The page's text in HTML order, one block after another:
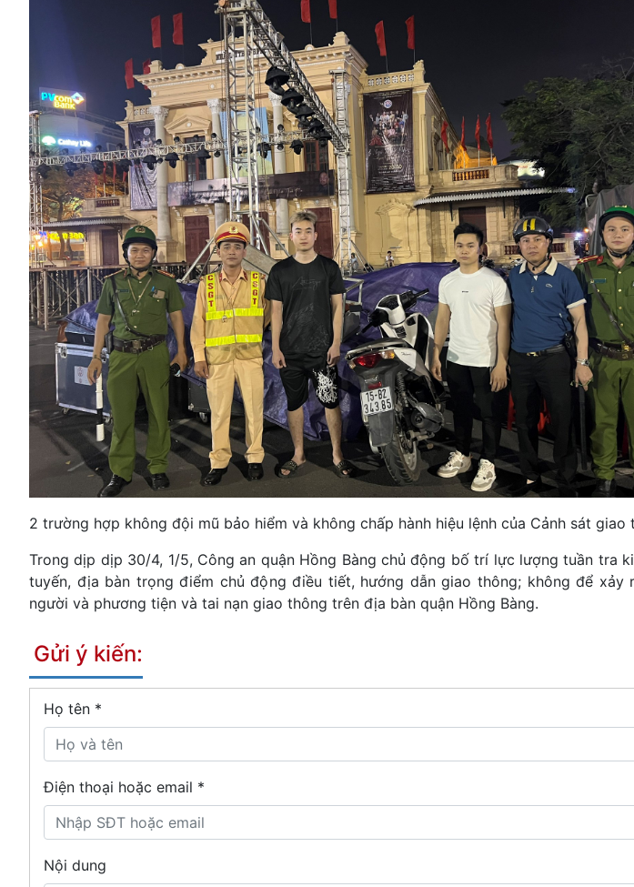
2 trường hợp không đội mũ bảo hiểm và không chấp hành hiệu lệnh của Cảnh sát giao
Trong dịp dịp 30/4, 1/5, Công an quận Hồng Bàng chủ động bố trí lực lượng tuần tra
tuyến, địa bàn trọng điểm chủ động điều tiết, hướng dẫn giao thông; không để
người và phương tiện và tai nạn giao thông trên địa bàn quận Hồng Bàng.
Gửi ý kiến:
Họ tên *
Điện thoại hoặc email *
Nội dung